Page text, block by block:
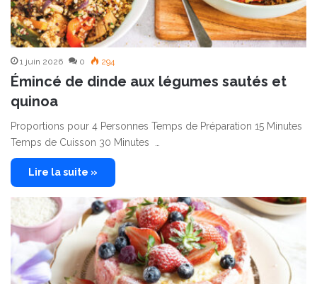
1 juin 2026 0 294
Émincé de dinde aux légumes sautés et
quinoa
Proportions pour 4 Personnes Temps de Préparation 15 Minutes
Temps de Cuisson 30 Minutes …
Lire la suite »